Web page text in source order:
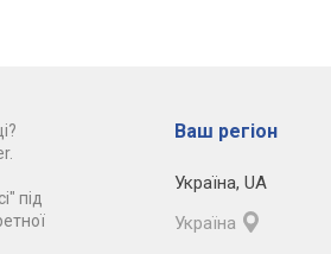
під
Ваш регіон
Україна, UA
Україна